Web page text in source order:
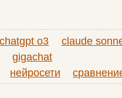
chatgpt o3
claude
gigachat
нейросети